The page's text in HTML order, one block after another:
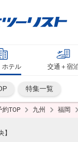
ホテル 交通＋宿
特集一覧
TOP 九州 福岡